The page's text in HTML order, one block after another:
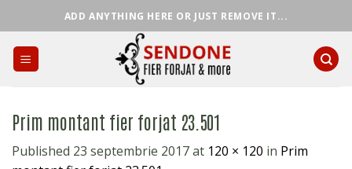
to
content
ADD ANYTHING HERE OR JUST REMOVE IT...
Prim montant fier forjat 23.501
Published 23 septembrie 2017at 120 × 120 in Prim